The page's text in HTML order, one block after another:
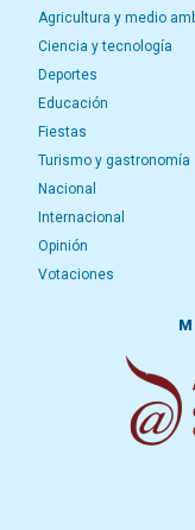
Agricultura y medio
Ciencia y tecnología
Deportes
Educación
Fiestas
Turismo y gastronomía
Nacional
Internacional
Opinión
Votaciones